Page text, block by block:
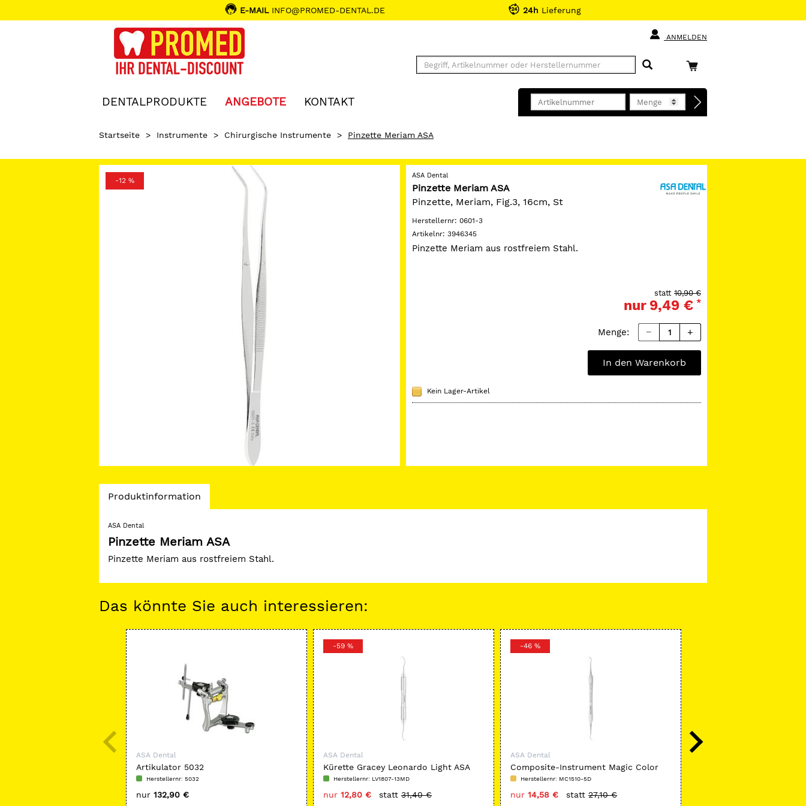
E-MAILINFO@PROMED-DENTAL.DE 24h Lieferung
ANMELDEN
DENTALPRODUKTE ANGEBOTE KONTAKT
Startseite > Instrumente > Chirurgische Instrumente > Pinzette Meriam ASA
-12 %
ASA Dental
Pinzette Meriam ASA
Pinzette, Meriam, Fig.3, 16cm, St
Herstellernr: 0601-3
Artikelnr: 3946345
Pinzette Meriam aus rostfreiem Stahl.
10,90 €
statt
nur 9,49 € *
Menge:
In den Warenkorb
Kein Lager-Artikel
Current
Produktinformation
ASA Dental
Pinzette Meriam ASA
Pinzette Meriam aus rostfreiem Stahl.
Das könnte Sie auch interessieren:
ASA Dental
Artikulator 5032
Herstellernr: 5032
nur 132,90 €
-59 %
ASA Dental
Kürette Gracey Leonardo Light ASA
Herstellernr: LV1807-13MD
nur 12,80 € statt 31,40 €
-46 %
ASA Dental
Composite-Instrument Magic Color
ASAHerstellernr: MC1510-5D
nur 14,58 € statt 27,10 €